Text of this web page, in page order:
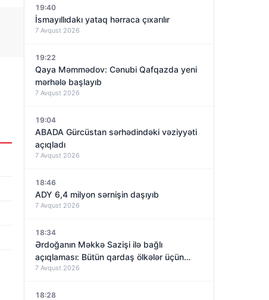
19:40
İsmayıllıdakı yataq hərraca çıxarılır
7 Avqust 2026
19:22
Qaya Məmmədov: Cənubi Qafqazda yeni
mərhələ başlayıb
7 Avqust 2026
19:04
ABADA Gürcüstan sərhədindəki vəziyyəti
açıqladı
7 Avqust 2026
18:46
ADY 6,4 milyon sərnişin daşıyıb
7 Avqust 2026
18:34
Ərdoğanın Məkkə Sazişi ilə bağlı
açıqlaması: Bütün qardaş ölkələr üçün
açıqdır
7 Avqust 2026
18:28